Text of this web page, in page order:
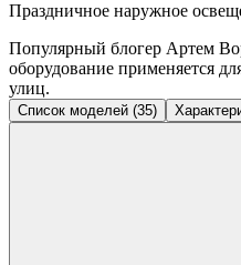
Праздничное наружное
Популярный блогер Артем
оборудование применяется
улиц.
Список моделей (35)